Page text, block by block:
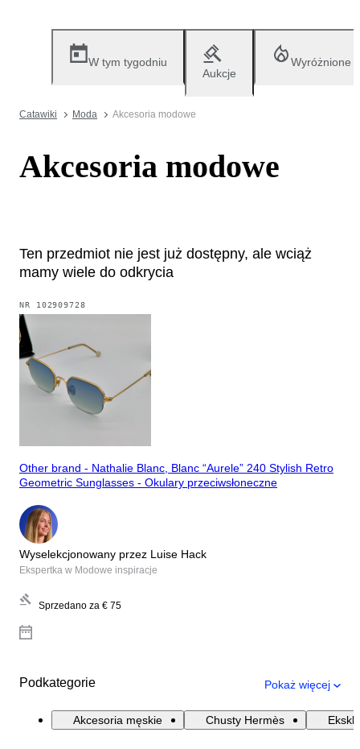
W tym tygodniu
Aukcje
Wyróżnione
Catawiki Moda Akcesoria modowe
Akcesoria modowe
Ten przedmiot nie jest już dostępny, ale wciąż
mamy wiele do odkrycia
NR 102909728
Other brand - Nathalie Blanc, Blanc “Aurele” 240 Stylish Retro
Geometric Sunglasses - Okulary przeciwsłoneczne
Wyselekcjonowany przez Luise Hack
Ekspertka w Modowe inspiracje
Sprzedano za € 75
Podkategorie Pokaż więcej
Akcesoria męskie Chusty Hermès